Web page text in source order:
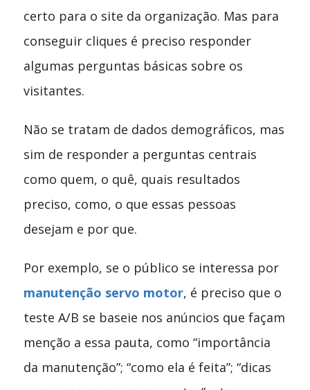
certo para o site da organização. Mas para
conseguir cliques é preciso responder
algumas perguntas básicas sobre os
visitantes.
Não se tratam de dados demográficos, mas
sim de responder a perguntas centrais
como quem, o quê, quais resultados
preciso, como, o que essas pessoas
desejam e por que.
Por exemplo, se o público se interessa por
manutenção servo motor, é preciso que o
teste A/B se baseie nos anúncios que façam
menção a essa pauta, como “importância
da manutenção”; “como ela é feita”; “dicas